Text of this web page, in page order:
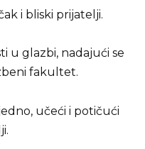
i bliski prijatelji.
u glazbi, nadajući se
fakultet.
učeći i potičući